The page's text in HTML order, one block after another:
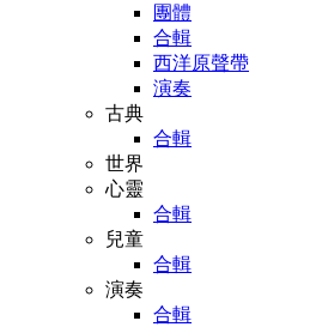
團體
合輯
西洋原聲帶
演奏
古典
合輯
世界
心靈
合輯
兒童
合輯
演奏
合輯